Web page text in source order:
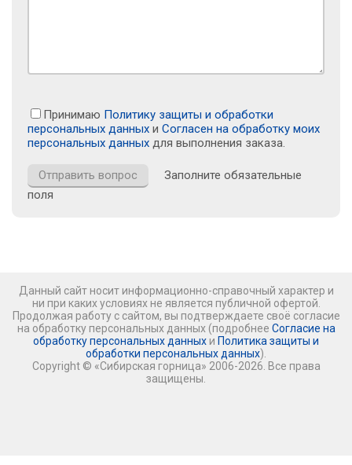
Принимаю Политику защиты и обработки
персональных данных и Согласен на обработку моих
персональных данных для выполнения заказа.
Заполните обязательные
поля
Данный сайт носит информационно-справочный характер и
ни при каких условиях не является публичной офертой.
Продолжая работу с сайтом, вы подтверждаете своё согласие
на обработку персональных данных (подробнее Согласие на
обработку персональных данных и Политика защиты и
обработки персональных данных).
Copyright © «Сибирская горница» 2006-2026. Все права
защищены.